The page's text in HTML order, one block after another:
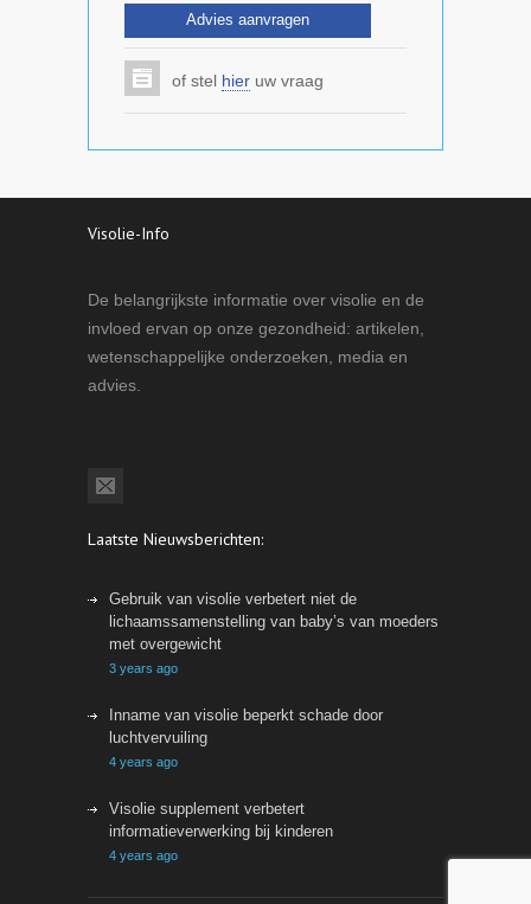
of stel hier uw vraag
Visolie-Info
De belangrijkste informatie over visolie en de
invloed ervan op onze gezondheid: artikelen,
wetenschappelijke onderzoeken, media en
advies.
Laatste Nieuwsberichten:
Gebruik van visolie verbetert niet de
lichaamssamenstelling van baby’s van moeders
met overgewicht
3 years ago
Inname van visolie beperkt schade door
luchtvervuiling
4 years ago
Visolie supplement verbetert
informatieverwerking bij kinderen
4 years ago